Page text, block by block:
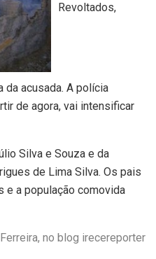
Revoltados,
da acusada. A polícia
de agora, vai intensificar
Silva e Souza e da
de Lima Silva. Os pais
e a população comovida
no blog irecereporter